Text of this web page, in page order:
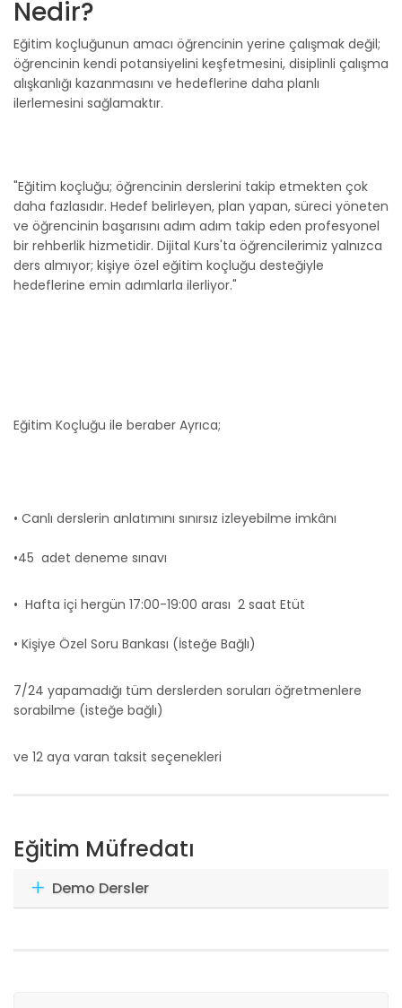
Nedir?
Eğitim koçluğunun amacı öğrencinin yerine çalışmak değil;
öğrencinin kendi potansiyelini keşfetmesini, disiplinli çalışma
alışkanlığı kazanmasını ve hedeflerine daha planlı
ilerlemesini sağlamaktır.
"Eğitim koçluğu; öğrencinin derslerini takip etmekten çok
daha fazlasıdır. Hedef belirleyen, plan yapan, süreci yöneten
ve öğrencinin başarısını adım adım takip eden profesyonel
bir rehberlik hizmetidir. Dijital Kurs'ta öğrencilerimiz yalnızca
ders almıyor; kişiye özel eğitim koçluğu desteğiyle
hedeflerine emin adımlarla ilerliyor."
Eğitim Koçluğu ile beraber Ayrıca;
• Canlı derslerin anlatımını sınırsız izleyebilme imkânı
•45 adet deneme sınavı
• Hafta içi hergün 17:00-19:00 arası 2 saat Etüt
• Kişiye Özel Soru Bankası (İsteğe Bağlı)
7/24 yapamadığı tüm derslerden soruları öğretmenlere
sorabilme (isteğe bağlı)
ve 12 aya varan taksit seçenekleri
Eğitim Müfredatı
Demo Dersler